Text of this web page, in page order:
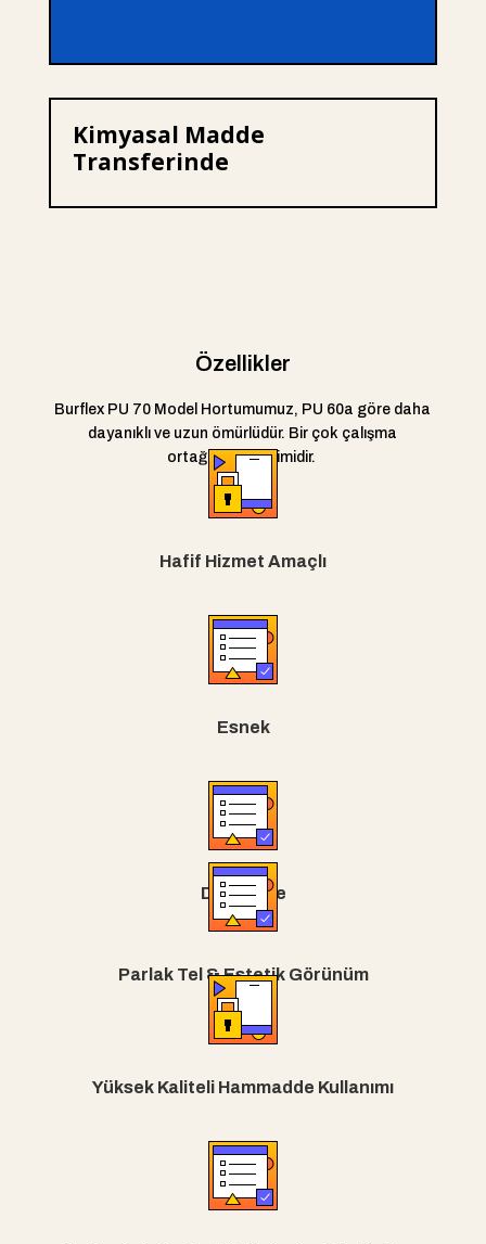
Kimyasal Madde
Transferinde
Özellikler
Burflex PU 70 Model Hortumumuz, PU 60a göre daha
dayanıklı ve uzun ömürlüdür. Bir çok çalışma
ortağımızın seçimidir.
Hafif Hizmet Amaçlı
Esnek
Dar Hatve
Parlak Tel & Estetik Görünüm
Yüksek Kaliteli Hammadde Kullanımı